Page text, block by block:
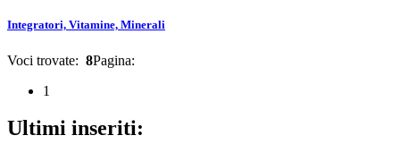
Integratori, Vitamine, Minerali
Voci trovate: 8Pagina:
1
Ultimi inseriti: